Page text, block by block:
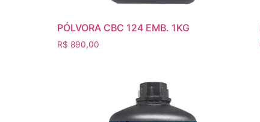
PÓLVORA CBC 124 EMB. 1KG
R$ 890,00